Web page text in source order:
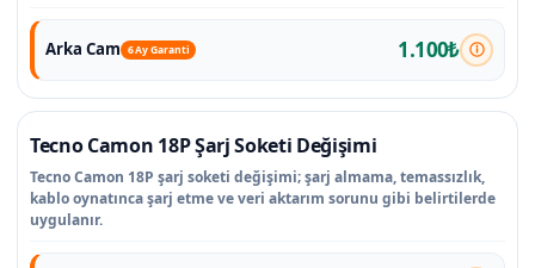
Arka Cam 6 Ay Garanti 1.100₺
Tecno Camon 18P Şarj Soketi Değişimi
Tecno Camon 18P şarj soketi değişimi; şarj almama, temassızlık,
kablo oynatınca şarj etme ve veri aktarım sorunu gibi belirtilerde
uygulanır.